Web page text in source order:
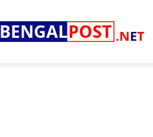
.NET
BENGALPOST